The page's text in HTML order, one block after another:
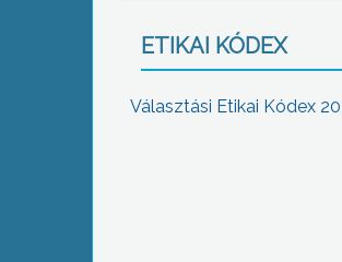
ETIKAI KÓDEX
Választási Etikai Kódex